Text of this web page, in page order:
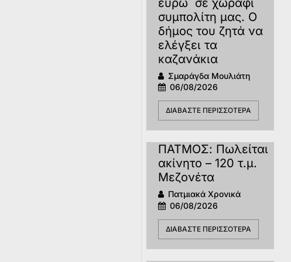
συμπολίτη μας. Ο
δήμος του ζητά να
ελέγξει τα
καζανάκια
Σμαράγδα Μουλιάτη
06/08/2026
ΔΙΑΒΆΣΤΕ ΠΕΡΙΣΣΌΤΕΡΑ
ΠΑΤΜΟΣ: Πωλείται
ακίνητο – 120 τ.μ.
Μεζονέτα
Πατμιακά Χρονικά
06/08/2026
ΔΙΑΒΆΣΤΕ ΠΕΡΙΣΣΌΤΕΡΑ